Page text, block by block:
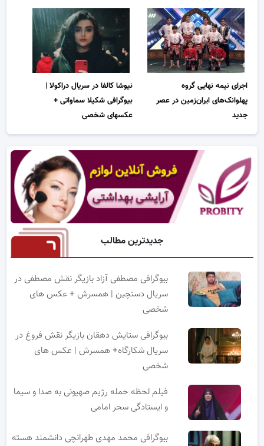
اجرای نیمه نهایی گروه
پهلوانک‌های ایران‌زمین در عصر
جدید
نیوشا کالفا در سریال دراکولا |
بیوگرافی شکیلا سماواتی +
عکسهای شخصی
جدیدترین مطالب
بیوگرافی مصطفی آزاد بازیگر نقش مصطفی در
سریال دستچین | همسرش + عکس های
شخصی
بیوگرافی ستایش دهقان بازیگر نقش فروغ در
سریال شکارگاه+ همسرش | عکس های
شخصی
فیلم لحظه حمله رژیم صهیونی به صدا و سیما
و ایستادگی سحر امامی
بیوگرافی محمد مهدی طهرانچی دانشمند هسته